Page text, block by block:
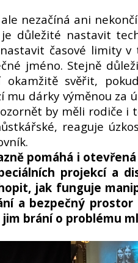
nezačíná ani
důležité nastavit
časové limity
jméno. Stejně
okamžitě svěřit,
mu dárky výměnou za
by měli rodiče i
reaguje
pomáhá i
projekcí a
jak funguje
a bezpečný
brání o problému